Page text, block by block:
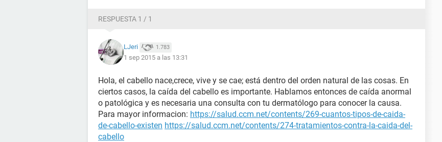
RESPUESTA 1 / 1
LJeri 1.783
1 sep 2015 a las 13:31
Hola, el cabello nace,crece, vive y se cae; está dentro del orden natural de las cosas. En
ciertos casos, la caída del cabello es importante. Hablamos entonces de caída anormal
o patológica y es necesaria una consulta con tu dermatólogo para conocer la causa.
Para mayor informacion: https://salud.ccm.net/contents/269-cuantos-tipos-de-caida-
de-cabello-existen https://salud.ccm.net/contents/274-tratamientos-contra-la-caida-del-
cabello